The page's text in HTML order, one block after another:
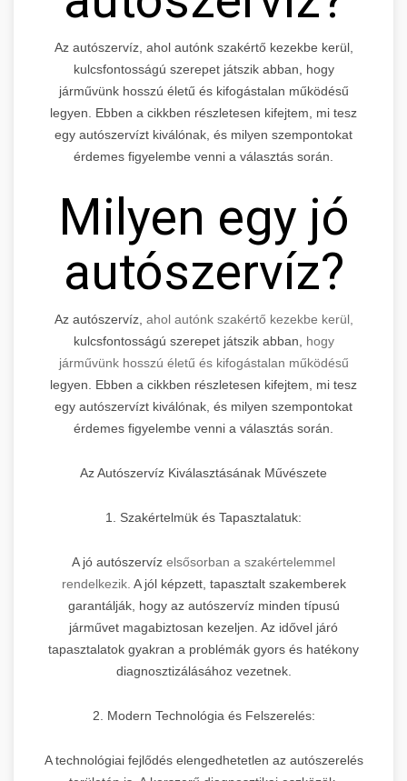
Az autószervíz, ahol autónk szakértő kezekbe kerül,
kulcsfontosságú szerepet játszik abban, hogy
járművünk hosszú életű és kifogástalan működésű
legyen. Ebben a cikkben részletesen kifejtem, mi tesz
egy autószervízt kiválónak, és milyen szempontokat
érdemes figyelembe venni a választás során.
Milyen egy jó
autószervíz?
Az autószervíz, ahol autónk szakértő kezekbe kerül,
kulcsfontosságú szerepet játszik abban,
hogy
járművünk hosszú életű és kifogástalan működésű
legyen. Ebben a cikkben részletesen kifejtem, mi tesz
egy autószervízt kiválónak, és milyen szempontokat
érdemes figyelembe venni a választás során.
Az Autószervíz Kiválasztásának Művészete
1. Szakértelmük és Tapasztalatuk:
A jó autószervíz elsősorban a szakértelemmel
rendelkezik. A jól képzett, tapasztalt szakemberek
garantálják, hogy az autószervíz minden típusú
járművet magabiztosan kezeljen. Az idővel járó
tapasztalatok gyakran a problémák gyors és hatékony
diagnosztizálásához vezetnek.
2. Modern Technológia és Felszerelés:
A technológiai fejlődés elengedhetetlen az autószerelés